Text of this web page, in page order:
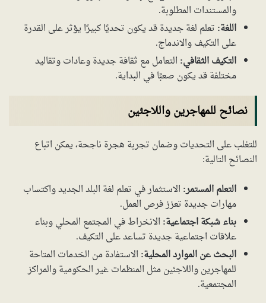
والمستندات المطلوبة.
اللغة: تعلم لغة جديدة قد يكون تحديًا كبيرًا يؤثر على القدرة
على التكيف والاندماج.
التكيف الثقافي: التعامل مع ثقافة جديدة وعادات وتقاليد
مختلفة قد يكون صعبًا في البداية.
نصائح للمهاجرين واللاجئين
للتغلب على التحديات وضمان تجربة هجرة ناجحة، يمكن اتباع
النصائح التالية:
التعلم المستمر: الاستثمار في تعلم لغة البلد الجديد واكتساب
مهارات جديدة تعزز فرص العمل.
بناء شبكة اجتماعية: الانخراط في المجتمع المحلي وبناء
علاقات اجتماعية جديدة تساعد على التكيف.
البحث عن الموارد المحلية: الاستفادة من الخدمات المتاحة
للمهاجرين واللاجئين مثل المنظمات غير الحكومية والمراكز
المجتمعية.